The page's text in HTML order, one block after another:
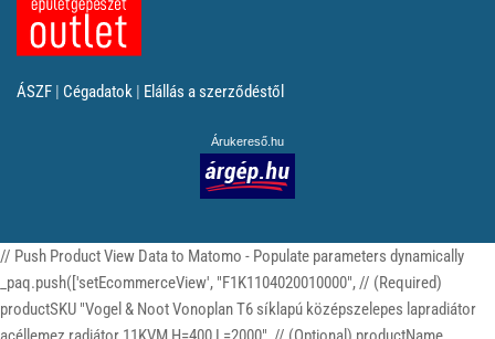
ÁSZF | Cégadatok | Elállás a szerződéstől
Árukereső.hu
// Push Product View Data to Matomo - Populate parameters dynamically
_paq.push(['setEcommerceView', "F1K1104020010000", // (Required)
productSKU "Vogel & Noot Vonoplan T6 síklapú középszelepes lapradiátor